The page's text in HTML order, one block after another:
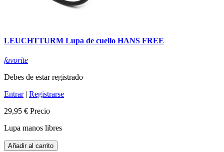
LEUCHTTURM Lupa de cuello HANS FREE
favorite
Debes de estar registrado
Entrar| Registrarse
29,95 € Precio
Lupa manos libres
Añadir al carrito